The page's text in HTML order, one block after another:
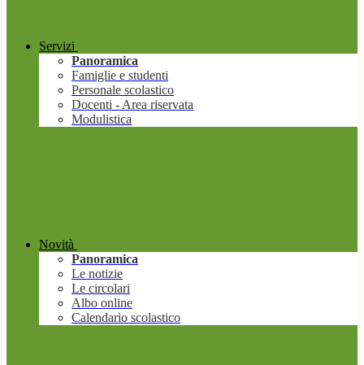
Servizi
Panoramica
Famiglie e studenti
Personale scolastico
Docenti - Area riservata
Modulistica
Novità
Panoramica
Le notizie
Le circolari
Albo online
Calendario scolastico